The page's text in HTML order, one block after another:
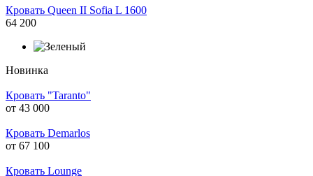
Кровать Queen II Sofia L 1600
64 200
Новинка
Кровать "Taranto"
от 43 000
Кровать Demarlos
от 67 100
Кровать Lounge